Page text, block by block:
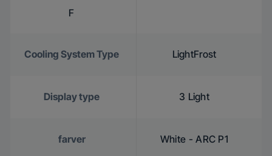
F
Cooling System Type LightFrost
Display type 3 Light
farver White - ARC P1